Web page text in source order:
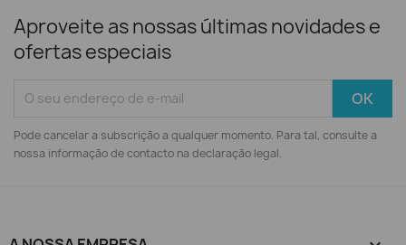
Aproveite as nossas últimas novidades e
ofertas especiais
Pode cancelar a subscrição a qualquer momento. Para tal, consulte a
nossa informação de contacto na declaração legal.